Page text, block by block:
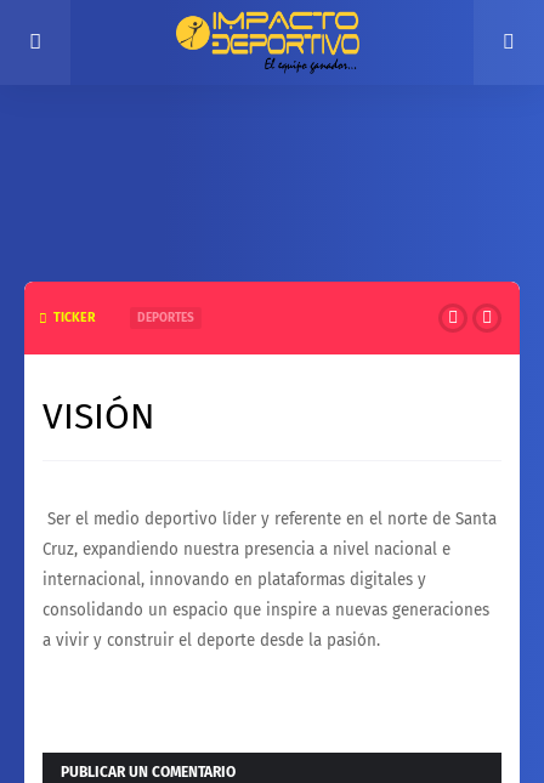
TICKER DEPORTES
en su aniversario 27
VISIÓN
Ser el medio deportivo líder y referente en el norte de Santa
Cruz, expandiendo nuestra presencia a nivel nacional e
internacional, innovando en plataformas digitales y
consolidando un espacio que inspire a nuevas generaciones
a vivir y construir el deporte desde la pasión.
PUBLICAR UN COMENTARIO